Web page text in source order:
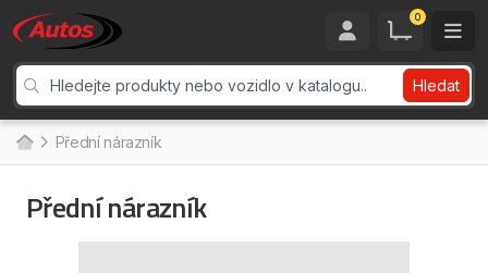
0
Hledat
Přední nárazník
Přední nárazník